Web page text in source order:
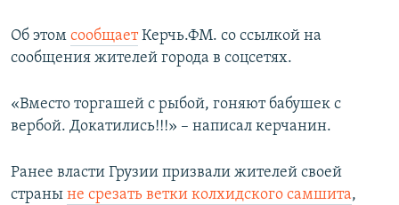
Об этом сообщаетКерчь.ФМ. со ссылкой на
сообщения жителей города в соцсетях.
«Вместо торгашей с рыбой, гоняют бабушек с
вербой. Докатились!!!» – написал керчанин.
Ранее власти Грузии призвали жителей своей
страны не срезать ветки колхидского самшита,